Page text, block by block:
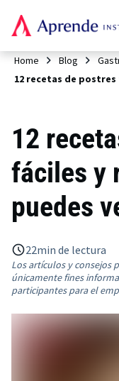
Home Blog
12 recetas de
12
fáciles y
puedes
22min de lectura
Los artículos y consejos
únicamente fines
participantes para el